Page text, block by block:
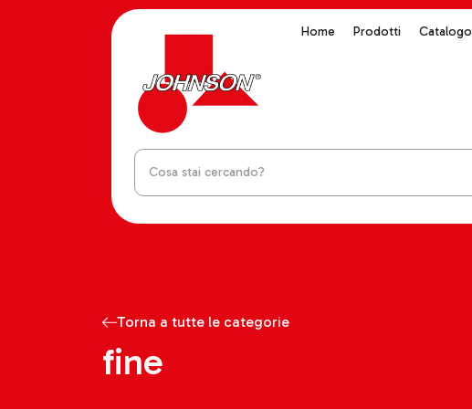
Home Prodotti Catalogo
Torna a tutte le categorie
fine